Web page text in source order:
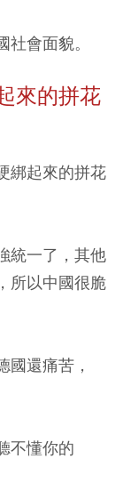
會面貌。
來的拼花
綁起來的拼花
統一了，其他
所以中國很脆
國還痛苦，
不懂你的